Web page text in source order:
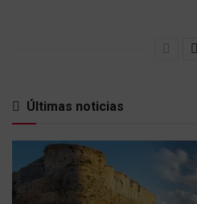
Últimas noticias